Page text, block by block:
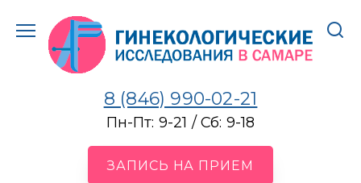
содержанию
8 (846) 990-02-21
Пн-Пт: 9-21 / Сб: 9-18
ЗАПИСЬ НА ПРИЕМ